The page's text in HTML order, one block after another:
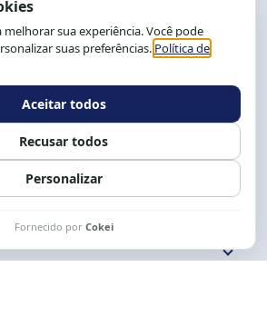
R. da Graça, 150. Graça
CEP: 40.150-055
Salvador-BA, Brasil.
5457, Cel.: (71) 9 9239-2104 ou 2105
8h às 12h e 13 às 17h.
redes Fale conosco